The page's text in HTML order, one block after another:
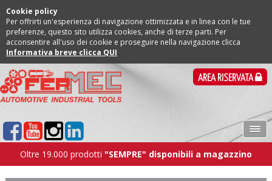
Cookie policy
Per offrirti un'esperienza di navigazione ottimizzata e in linea con le tue
preferenze, questo sito utilizza cookies, anche di terze parti. Per
acconsentire all'uso dei cookie e proseguire nella navigazione clicca
Informativa breve clicca QUI
AREA RISERVATA
Oltre 19.000 prodotti "SEMPRE" disponibili a magazzino